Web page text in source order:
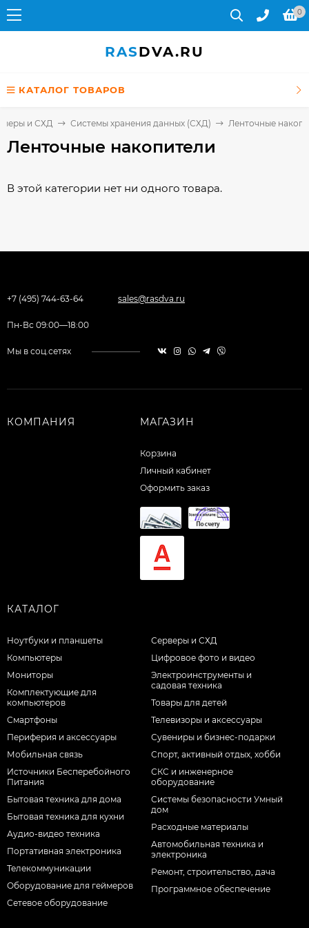
0
RASDVA.RU
КАТАЛОГ ТОВАРОВ
и СХД Системы хранения данных (СХД) Ленточные
Ленточные накопители
В этой категории нет ни одного товара.
+7 (495) 744-63-64 sales@rasdva.ru
Пн-Вс 09:00—18:00
Мы в соц.сетях
КОМПАНИЯ МАГАЗИН
Корзина
Личный кабинет
Оформить заказ
КАТАЛОГ
Ноутбуки и планшеты
Компьютеры
Мониторы
Комплектующие для
компьютеров
Смартфоны
Периферия и аксессуары
Мобильная связь
Источники Бесперебойного
Питания
Бытовая техника для дома
Бытовая техника для кухни
Аудио-видео техника
Портативная электроника
Телекоммуникации
Оборудование для геймеров
Сетевое оборудование
Серверы и СХД
Цифровое фото и видео
Электроинструменты и
садовая техника
Товары для детей
Телевизоры и аксессуары
Сувениры и бизнес-подарки
Спорт, активный отдых, хобби
СКС и инженерное
оборудование
Системы безопасности Умный
дом
Расходные материалы
Автомобильная техника и
электроника
Ремонт, строительство, дача
Программное обеспечение